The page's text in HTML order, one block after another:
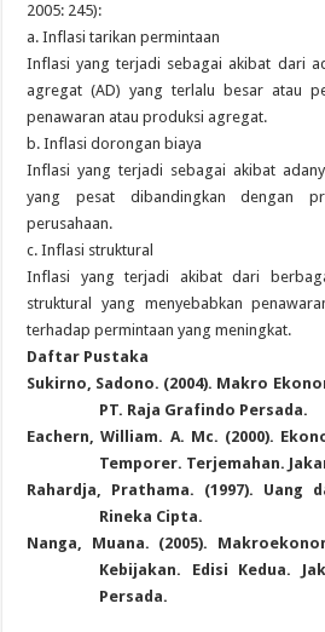
2005: 245):
a. Inflasi tarikan permintaan
Inflasi yang terjadi sebagai akibat dari
agregat (AD) yang terlalu besar atau
penawaran atau produksi agregat.
b. Inflasi dorongan biaya
Inflasi yang terjadi sebagai akibat
yang pesat dibandingkan dengan
perusahaan.
c. Inflasi struktural
Inflasi yang terjadi akibat dari
struktural yang menyebabkan
terhadap permintaan yang meningkat.
Daftar Pustaka
Sukirno, Sadono. (2004). Makro
PT. Raja Grafindo Persada.
Eachern, William. A. Mc. (2000).
Temporer. Terjemahan.
Rahardja, Prathama. (1997). Uang
Rineka Cipta.
Nanga, Muana. (2005).
Kebijakan. Edisi Kedua.
Persada.